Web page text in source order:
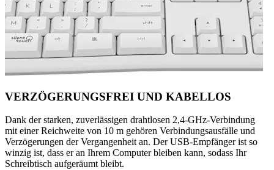
VERZÖGERUNGSFREI UND KABELLOS
Dank der starken, zuverlässigen drahtlosen 2,4-GHz-Verbindung
mit einer Reichweite von 10 m gehören Verbindungsausfälle und
Verzögerungen der Vergangenheit an. Der USB-Empfänger ist so
winzig ist, dass er an Ihrem Computer bleiben kann, sodass Ihr
Schreibtisch aufgeräumt bleibt.